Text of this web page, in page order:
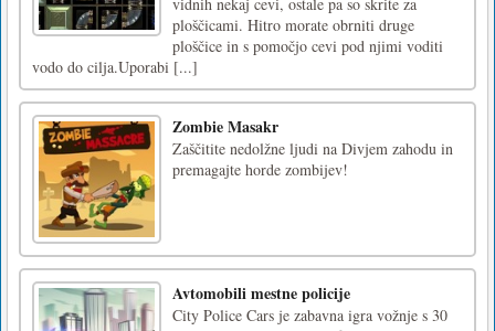
ploščicami. Hitro morate obrniti druge
ploščice in s pomočjo cevi pod njimi voditi
vodo do cilja.Uporabi [...]
Zombie Masakr
Zaščitite nedolžne ljudi na Divjem zahodu in
premagajte horde zombijev!
Avtomobili mestne policije
City Police Cars je zabavna igra vožnje s 30